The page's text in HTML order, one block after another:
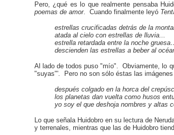
Pero, ¿qué es lo que realmente pensaba
poemas de amor. Cuando finalmente leyó
estrellas crucificadas detrás de la
atada al cielo con estrellas de lluvia...
estrella retardada entre la noche
descienden las estrellas a beber al
Al lado de todos puso "mío". Obviamente, lo
"suyas"'. Pero no son sólo éstas las
después colgado en la horca del
los planetas dan vuelta como husos
yo soy el que deshoja nombres y altas
Lo que señala Huidobro en su lectura de
y terrenales, mientras que las de Huidobro